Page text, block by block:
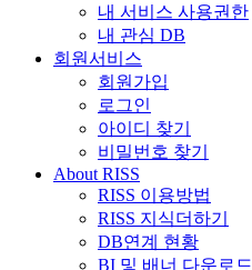
내 서비스 사용권한
내 관심 DB
회원서비스
회원가입
로그인
아이디 찾기
비밀번호 찾기
About RISS
RISS 이용방법
RISS 지식더하기
DB연계 현황
BI 및 배너 다운로드